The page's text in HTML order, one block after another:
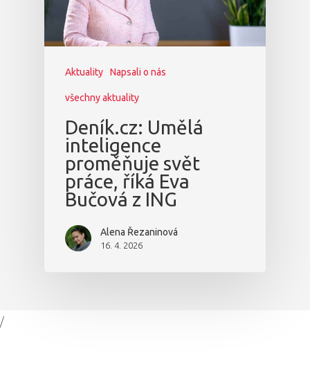
Aktuality Napsali o nás
všechny aktuality
Deník.cz: Umělá
inteligence
proměňuje svět
práce, říká Eva
Bučová z ING
Alena Řezaninová
16. 4. 2026
/